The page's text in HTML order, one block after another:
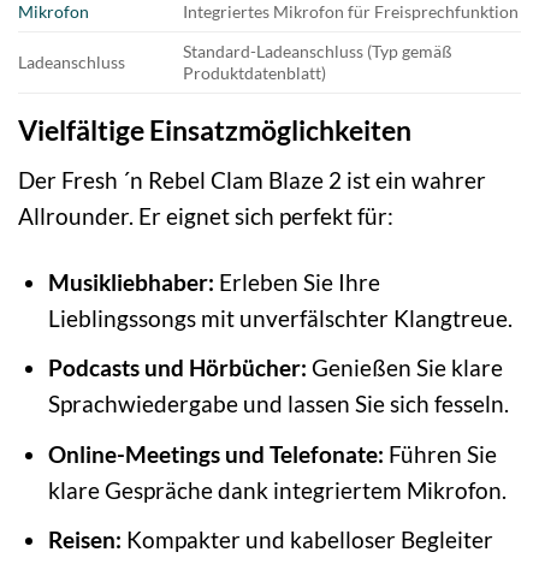
Mikrofon
Integriertes Mikrofon für Freisprechfunktion
Ladeanschluss
Standard-Ladeanschluss (Typ gemäß
Produktdatenblatt)
Vielfältige Einsatzmöglichkeiten
Der Fresh ´n Rebel Clam Blaze 2 ist ein wahrer
Allrounder. Er eignet sich perfekt für:
Musikliebhaber: Erleben Sie Ihre
Lieblingssongs mit unverfälschter Klangtreue.
Podcasts und Hörbücher: Genießen Sie klare
Sprachwiedergabe und lassen Sie sich fesseln.
Online-Meetings und Telefonate: Führen Sie
klare Gespräche dank integriertem Mikrofon.
Reisen: Kompakter und kabelloser Begleiter